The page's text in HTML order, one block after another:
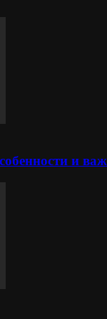
и